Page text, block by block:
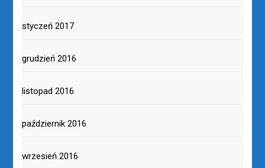
styczeń 2017
grudzień 2016
listopad 2016
październik 2016
wrzesień 2016